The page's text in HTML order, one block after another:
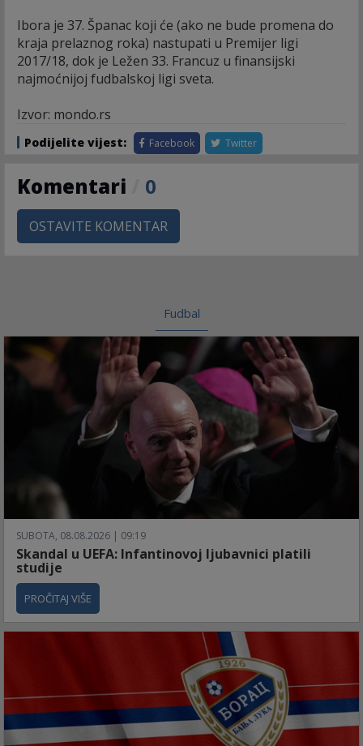
Ibora je 37. Španac koji će (ako ne bude promena do
kraja prelaznog roka) nastupati u Premijer ligi
2017/18, dok je Ležen 33. Francuz u finansijski
najmoćnijoj fudbalskoj ligi sveta.
Izvor: mondo.rs
Podijelite vijest: Facebook Twitter
Komentari 0
OSTAVITE KOMENTAR
Fudbal
SUBOTA, 08.08.2026 | 09:19
Skandal u UEFA: Infantinovoj ljubavnici platili
studije
PROČITAJ VIŠE